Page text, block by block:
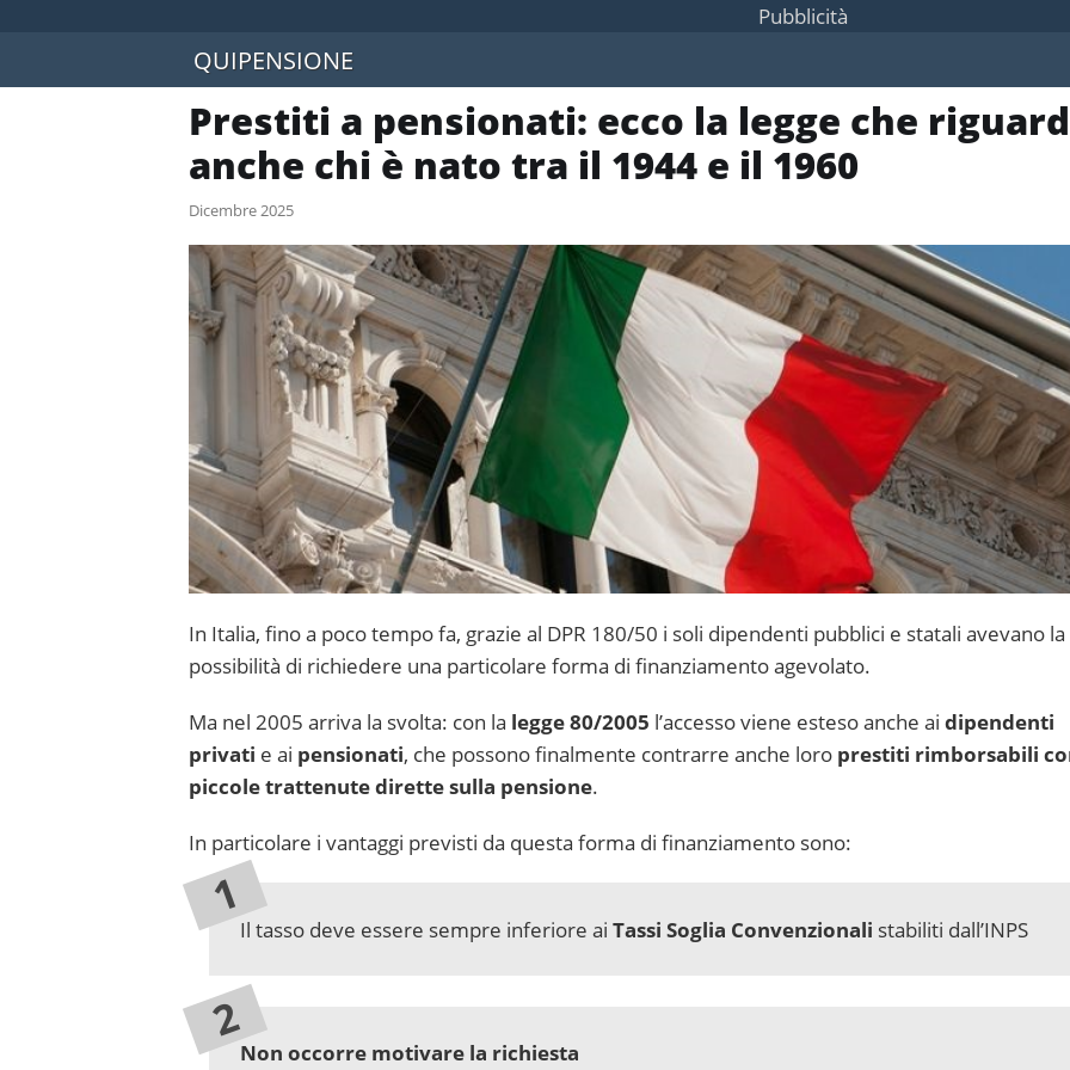
Pubblicità
QUIPENSIONE
Prestiti a pensionati: ecco la legge che
anche chi è nato tra il 1944 e il 1960
Dicembre 2025
In Italia, fino a poco tempo fa, grazie al DPR 180/50 i soli dipendenti pubblici e statali avevano la
possibilità di richiedere una particolare forma di finanziamento agevolato.
Ma nel 2005 arriva la svolta: con la legge 80/2005 l’accesso viene esteso anche ai dipendenti
privati e ai pensionati, che possono finalmente contrarre anche loro prestiti rimborsabili
piccole trattenute dirette sulla pensione.
In particolare i vantaggi previsti da questa forma di finanziamento sono:
Il tasso deve essere sempre inferiore ai Tassi Soglia Convenzionali stabiliti dall’INPS
Non occorre motivare la richiesta